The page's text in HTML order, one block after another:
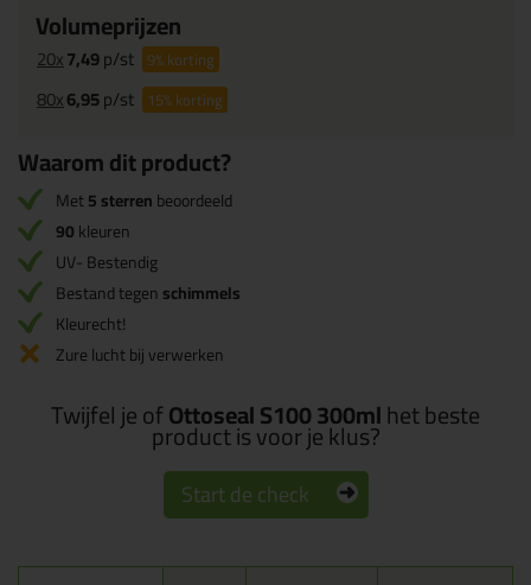
Volumeprijzen
20x7,49p/st 9%korting
80x6,95p/st 15%korting
Waarom dit product?
Met5 sterrenbeoordeeld
90kleuren
UV- Bestendig
Bestand tegenschimmels
Kleurecht!
Zure lucht bij verwerken
Twijfel je ofOttoseal S100 300mlhet beste
product is voor je klus?
Start de check